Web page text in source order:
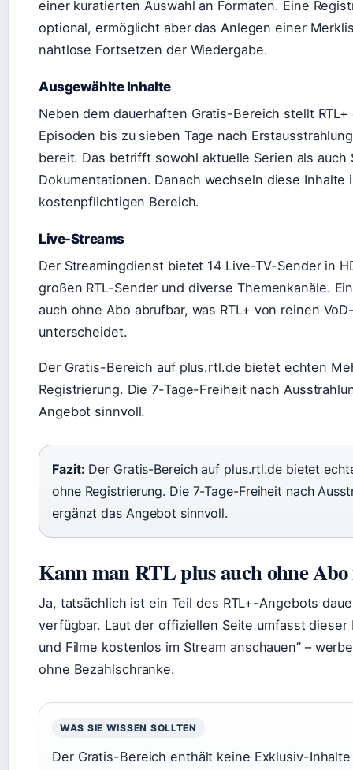
einer kuratierten Auswahl an Formaten. Eine
optional, ermöglicht aber das Anlegen einer
nahtlose Fortsetzen der Wiedergabe.
Ausgewählte Inhalte
Neben dem dauerhaften Gratis-Bereich stellt
Episoden bis zu sieben Tage nach
bereit. Das betrifft sowohl aktuelle Serien als auch
Dokumentationen. Danach wechseln diese Inhalte
kostenpflichtigen Bereich.
Live-Streams
Der Streamingdienst bietet 14 Live-TV-Sender in
großen RTL-Sender und diverse Themenkanäle.
auch ohne Abo abrufbar, was RTL+ von reinen
unterscheidet.
Der Gratis-Bereich auf plus.rtl.de bietet echten
Registrierung. Die 7-Tage-Freiheit nach
Angebot sinnvoll.
Fazit: Der Gratis-Bereich auf plus.rtl.de bietet
ohne Registrierung. Die 7-Tage-Freiheit nach
ergänzt das Angebot sinnvoll.
Kann man RTL plus auch ohne
Ja, tatsächlich ist ein Teil des RTL+-Angebots
verfügbar. Laut der offiziellen Seite umfasst dieser
und Filme kostenlos im Stream anschauen” –
ohne Bezahlschranke.
WAS SIE WISSEN SOLLTEN
Der Gratis-Bereich enthält keine Exklusiv-